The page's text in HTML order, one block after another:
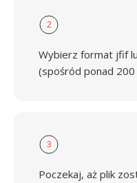
2
Wybierz format jfif
(spośród ponad
3
Poczekaj, aż plik